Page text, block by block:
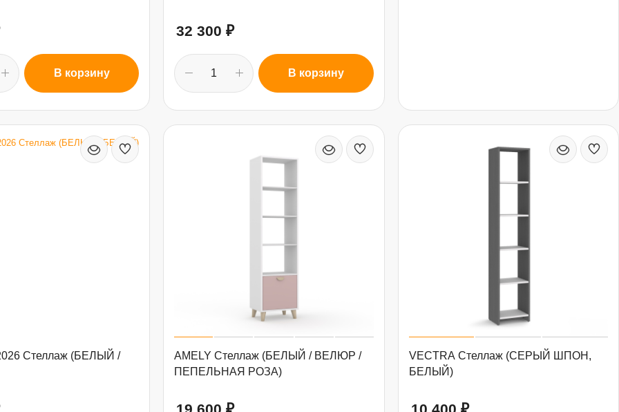
В корзину
32 300 ₽
В корзину
Стеллаж (БЕЛЫЙ /
AMELY Стеллаж (БЕЛЫЙ / ВЕЛЮР /
ПЕПЕЛЬНАЯ РОЗА)
VECTRA Стеллаж (СЕРЫЙ ШПОН,
БЕЛЫЙ)